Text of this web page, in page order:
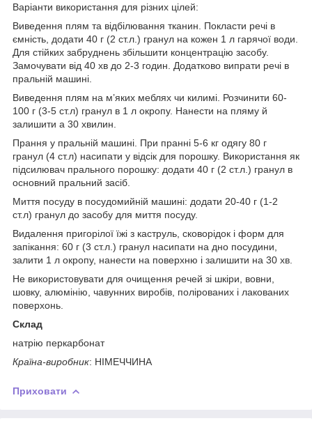
Варіанти використання для різних цілей:
Виведення плям та відбілювання тканин. Покласти речі в
ємність, додати 40 г (2 ст.л.) гранул на кожен 1 л гарячої води.
Для стійких забруднень збільшити концентрацію засобу.
Замочувати від 40 хв до 2-3 годин. Додатково випрати речі в
пральній машині.
Виведення плям на м’яких меблях чи килимі. Розчинити 60-
100 г (3-5 ст.л) гранул в 1 л окропу. Нанести на пляму й
залишити а 30 хвилин.
Прання у пральній машині. При пранні 5-6 кг одягу 80 г
гранул (4 ст.л) насипати у відсік для порошку. Використання як
підсилювач прального порошку: додати 40 г (2 ст.л.) гранул в
основний пральний засіб.
Миття посуду в посудомийній машині: додати 20-40 г (1-2
ст.л) гранул до засобу для миття посуду.
Видалення пригорілої їжі з каструль, сковорідок і форм для
запікання: 60 г (3 ст.л.) гранул насипати на дно посудини,
залити 1 л окропу, нанести на поверхню і залишити на 30 хв.
Не використовувати для очищення речей зі шкіри, вовни,
шовку, алюмінію, чавунних виробів, полірованих і лакованих
поверхонь.
Склад
натрію перкарбонат
Країна-виробник: НІМЕЧЧИНА
Приховати